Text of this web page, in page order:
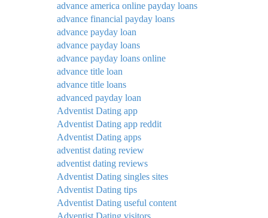
advance america online payday loans
advance financial payday loans
advance payday loan
advance payday loans
advance payday loans online
advance title loan
advance title loans
advanced payday loan
Adventist Dating app
Adventist Dating app reddit
Adventist Dating apps
adventist dating review
adventist dating reviews
Adventist Dating singles sites
Adventist Dating tips
Adventist Dating useful content